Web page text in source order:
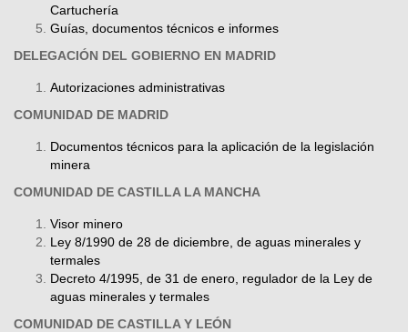
Cartuchería
Guías, documentos técnicos e informes
DELEGACIÓN DEL GOBIERNO EN MADRID
Autorizaciones administrativas
COMUNIDAD DE MADRID
Documentos técnicos para la aplicación de la legislación
minera
COMUNIDAD DE CASTILLA LA MANCHA
Visor minero
Ley 8/1990 de 28 de diciembre, de aguas minerales y
termales
Decreto 4/1995, de 31 de enero, regulador de la Ley de
aguas minerales y termales
COMUNIDAD DE CASTILLA Y LEÓN